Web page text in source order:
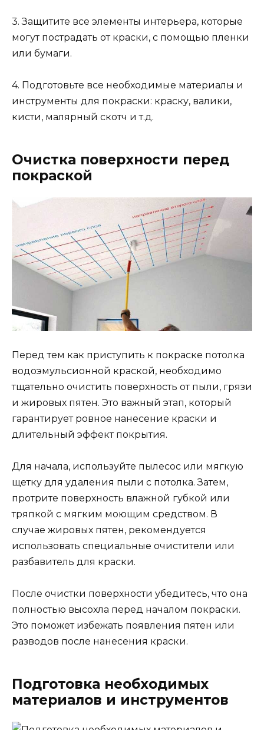
3. Защитите все элементы интерьера, которые
могут пострадать от краски, с помощью пленки
или бумаги.
4. Подготовьте все необходимые материалы и
инструменты для покраски: краску, валики,
кисти, малярный скотч и т.д.
Очистка поверхности перед
покраской
Перед тем как приступить к покраске потолка
водоэмульсионной краской, необходимо
тщательно очистить поверхность от пыли, грязи
и жировых пятен. Это важный этап, который
гарантирует ровное нанесение краски и
длительный эффект покрытия.
Для начала, используйте пылесос или мягкую
щетку для удаления пыли с потолка. Затем,
протрите поверхность влажной губкой или
тряпкой с мягким моющим средством. В
случае жировых пятен, рекомендуется
использовать специальные очистители или
разбавитель для краски.
После очистки поверхности убедитесь, что она
полностью высохла перед началом покраски.
Это поможет избежать появления пятен или
разводов после нанесения краски.
Подготовка необходимых
материалов и инструментов